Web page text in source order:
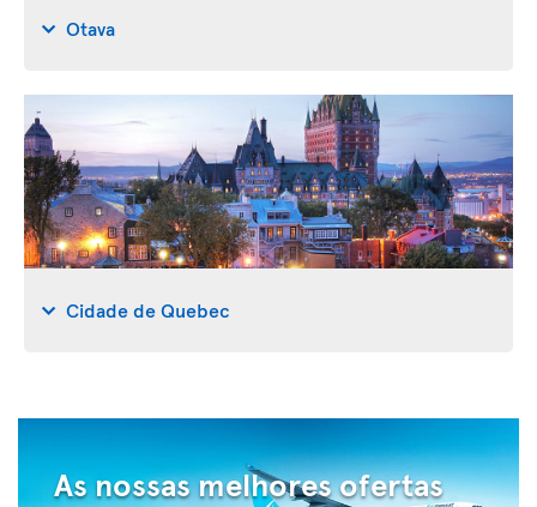
Otava
Cidade de Quebec
As nossas melhores ofertas